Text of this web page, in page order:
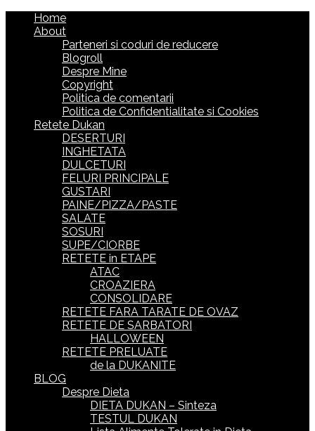
Home
About
Parteneri si coduri de reducere
Blogroll
Despre Mine
Copyright
Politica de comentarii
Politica de Confidentialitate si Cookies
Retete Dukan
DESERTURI
INGHETATA
DULCETURI
FELURI PRINCIPALE
GUSTARI
PAINE/PIZZA/PASTE
SALATE
SOSURI
SUPE/CIORBE
RETETE in ETAPE
ATAC
CROAZIERA
CONSOLIDARE
RETETE FARA TARATE DE OVAZ
RETETE DE SARBATORI
HALLOWEEN
RETETE PRELUATE
de la DUKANITE
BLOG
Despre Dieta
DIETA DUKAN – Sinteza
TESTUL DUKAN